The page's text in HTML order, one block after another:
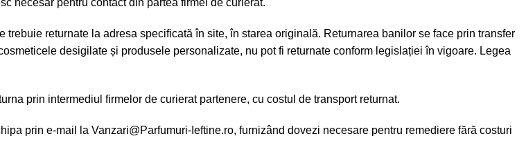
necesar pentru contact din partea firmei de curierat.
returnate la adresa specificată în site, în starea originală. Returnarea banilor se face prin transfer
desigilate și produsele personalizate, nu pot fi returnate conform legislației în vigoare. Legea
prin intermediul firmelor de curierat partenere, cu costul de transport returnat.
prin e-mail la Vanzari@Parfumuri-Ieftine.ro, furnizând dovezi necesare pentru remediere fără costuri